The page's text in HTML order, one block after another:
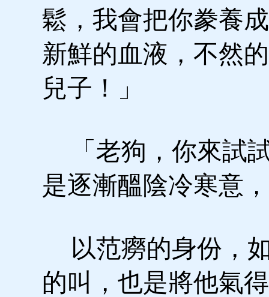
鬆，我會把你豢養
新鮮的血液，不然
兒子！」
「老狗，你來試
是逐漸醞陰冷寒意
以范癆的身份，
的叫，也是將他氣